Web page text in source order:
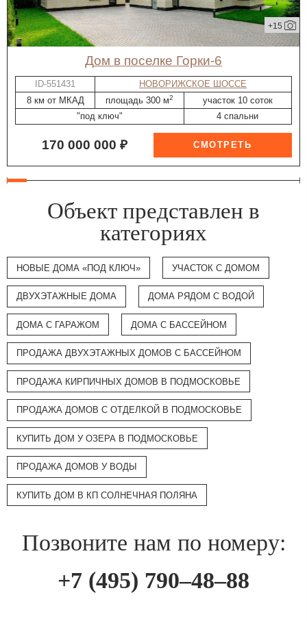
+15
дом в поселке Горки-6
ID-551431
НОВОРИЖСКОЕ ШОССЕ
8 км от МКАД
площадь 300 м2
участок 10 соток
"под ключ"
4 спальни
170 000 000 ₽
Объект представлен в
категориях
НОВЫЕ ДОМА «ПОД КЛЮЧ» УЧАСТОК С ДОМОМ
ДВУХЭТАЖНЫЕ ДОМА ДОМА РЯДОМ С ВОДОЙ
ДОМА С ГАРАЖОМ ДОМА С БАССЕЙНОМ
ПРОДАЖА ДВУХЭТАЖНЫХ ДОМОВ С БАССЕЙНОМ
ПРОДАЖА КИРПИЧНЫХ ДОМОВ В ПОДМОСКОВЬЕ
ПРОДАЖА ДОМОВ С ОТДЕЛКОЙ В ПОДМОСКОВЬЕ
КУПИТЬ ДОМ У ОЗЕРА В ПОДМОСКОВЬЕ
ПРОДАЖА ДОМОВ У ВОДЫ
КУПИТЬ ДОМ В КП СОЛНЕЧНАЯ ПОЛЯНА
Позвоните нам по номеру:
+7 (495) 790–48–88